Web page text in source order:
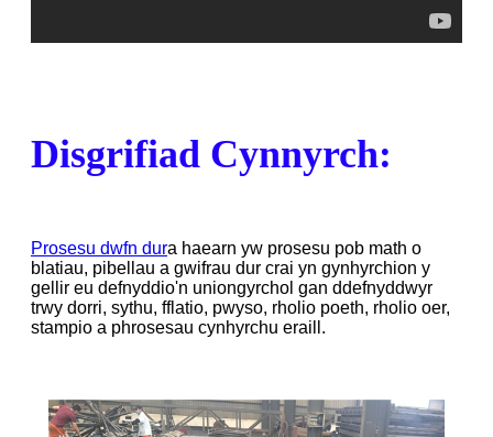
Disgrifiad Cynnyrch:
Prosesu dwfn dura haearn yw prosesu pob math o
blatiau, pibellau a gwifrau dur crai yn gynhyrchion y
gellir eu defnyddio'n uniongyrchol gan ddefnyddwyr
trwy dorri, sythu, fflatio, pwyso, rholio poeth, rholio oer,
stampio a phrosesau cynhyrchu eraill.